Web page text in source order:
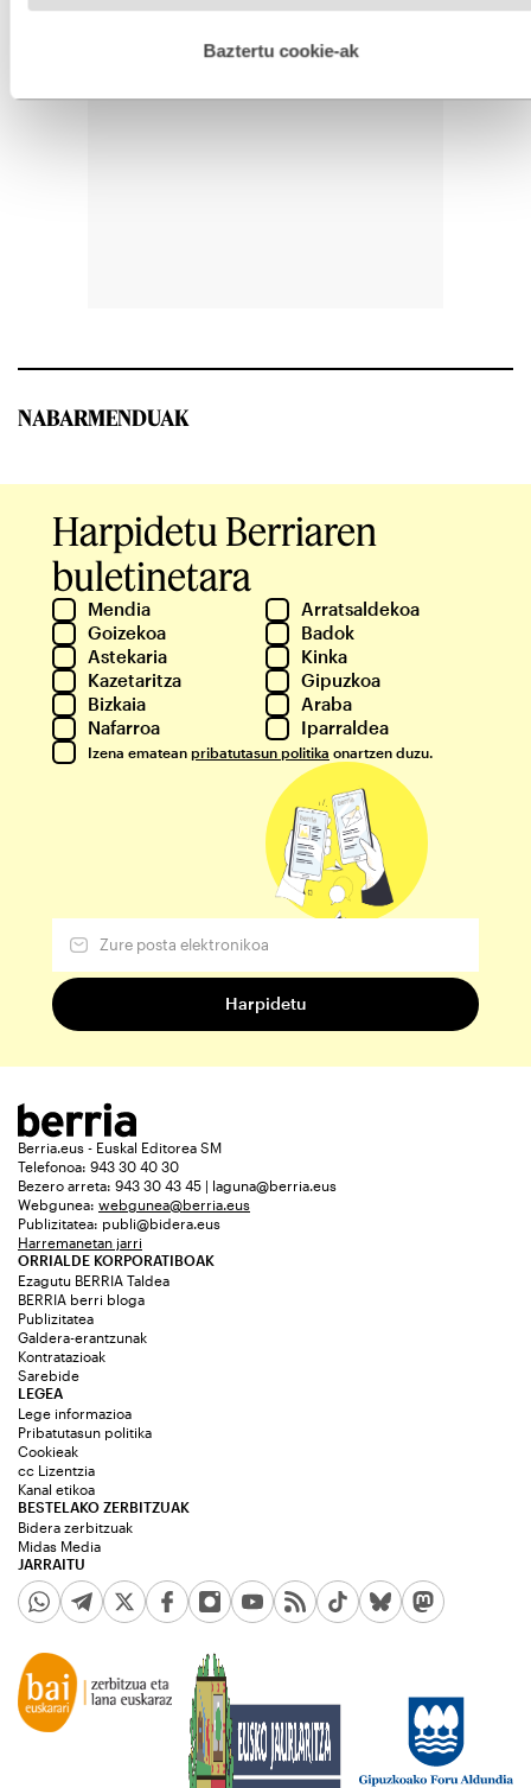
esplizitua ematen diguzu.Gehiago irakurri
Baztertu cookie-ak
NABARMENDUAK
Harpidetu Berriaren
buletinetara
Mendia
Arratsaldekoa
Goizekoa
Badok
Astekaria
Kinka
Kazetaritza
Gipuzkoa
Bizkaia
Araba
Nafarroa
Iparraldea
Izena ematean pribatutasun politika onartzen duzu.
Berria.eus - Euskal Editorea SM
Telefonoa: 943 30 40 30
Bezero arreta: 943 30 43 45 | laguna@berria.eus
Webgunea: webgunea@berria.eus
Publizitatea: publi@bidera.eus
Harremanetan jarri
ORRIALDE KORPORATIBOAK
Ezagutu BERRIA Taldea
BERRIA berri bloga
Publizitatea
Galdera-erantzunak
Kontratazioak
Sarebide
JARRAITU
LEGEA
Lege informazioa
Pribatutasun politika
Cookieak
cc Lizentzia
Kanal etikoa
BESTELAKO ZERBITZUAK
Bidera zerbitzuak
Midas Media